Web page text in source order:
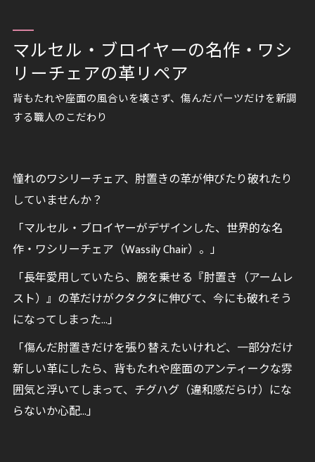
マルセル・ブロイヤーの名作・ワシ
リーチェアの革リペア
背もたれや座面の風合いを壊さず、傷んだパーツだけを新調
する職人のこだわり
憧れのワシリーチェア、肘置きの革が伸びたり破れたり
していませんか？
「マルセル・ブロイヤーがデザインした、世界的な名
作・ワシリーチェア（Wassily Chair）。」
「長年愛用していたら、腕を乗せる『肘置き（アームレ
スト）』の革だけがクタクタに伸びて、今にも破れそう
になってしまった…」
「傷んだ肘置きだけを張り替えたいけれど、一部分だけ
新しい革にしたら、背もたれや座面のアンティークな雰
囲気と浮いてしまって、チグハグ（違和感だらけ）にな
らないか心配…」